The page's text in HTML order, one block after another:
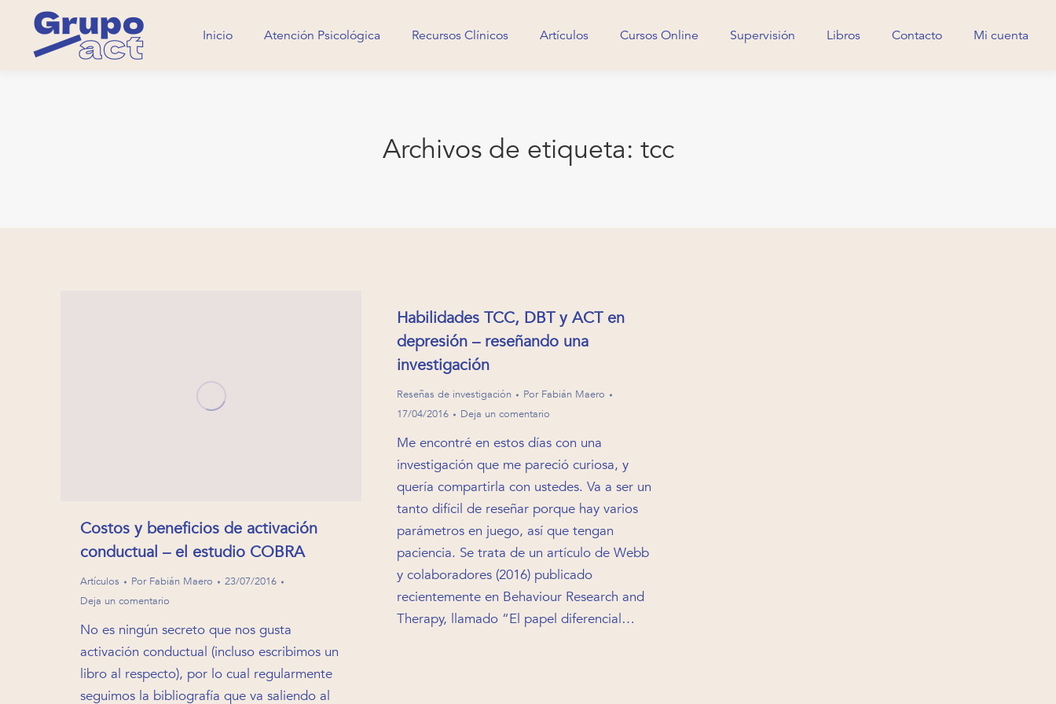
Inicio Atención Psicológica Recursos Clínicos Artículos Cursos Online Supervisión Libros Contacto Mi cuenta
Archivos de etiqueta: tcc
Costos y beneficios de activación
conductual – el estudio COBRA
Artículos Por Fabián Maero
23/07/2016
Deja un comentario
No es ningún secreto que nos gusta
activación conductual (incluso escribimos un
libro al respecto), por lo cual regularmente
seguimos la bibliografía que va saliendo al
Habilidades TCC, DBT y ACT en
depresión – reseñando una
investigación
Reseñas de investigación Por Fabián Maero
17/04/2016
Deja un comentario
Me encontré en estos días con una
investigación que me pareció curiosa, y
quería compartirla con ustedes. Va a ser un
tanto difícil de reseñar porque hay varios
parámetros en juego, así que tengan
paciencia. Se trata de un artículo de Webb
y colaboradores (2016) publicado
recientemente en Behaviour Research and
Therapy, llamado “El papel diferencial…